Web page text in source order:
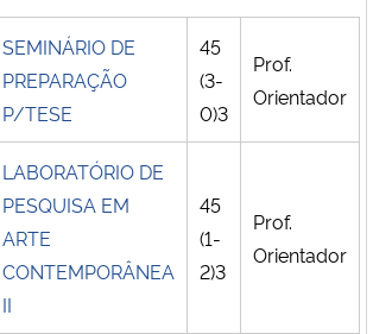
SEMINÁRIO DE
PREPARAÇÃO
P/TESE
45
(3-
0)3
Prof.
Orientador
LABORATÓRIO DE
PESQUISA EM
ARTE
CONTEMPORÂNEA
II
45
(1-
2)3
Prof.
Orientador